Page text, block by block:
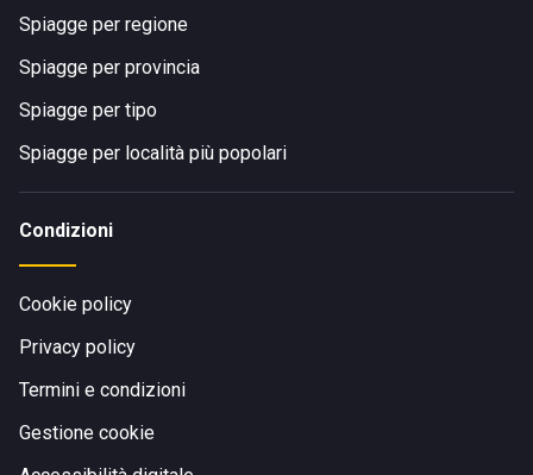
Spiagge per regione
Spiagge per provincia
Spiagge per tipo
Spiagge per località più popolari
Condizioni
Cookie policy
Privacy policy
Termini e condizioni
Gestione cookie